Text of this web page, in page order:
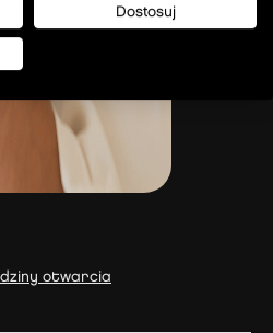
otwarcia
Dostosuj